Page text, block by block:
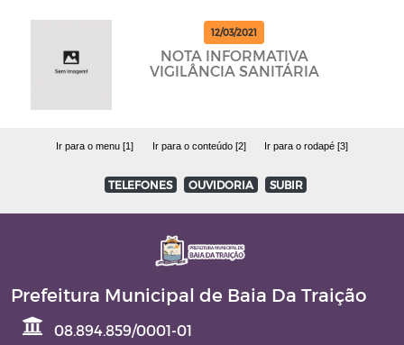
CUMPRINDO OS
PROTOCOLOS
12/03/2021
NOTA INFORMATIVA
VIGILÂNCIA SANITÁRIA
Ir para o menu [1] Ir para o conteúdo [2] Ir para o rodapé [3]
TELEFONES OUVIDORIA SUBIR
Prefeitura Municipal de Baia Da Traição
08.894.859/0001-01